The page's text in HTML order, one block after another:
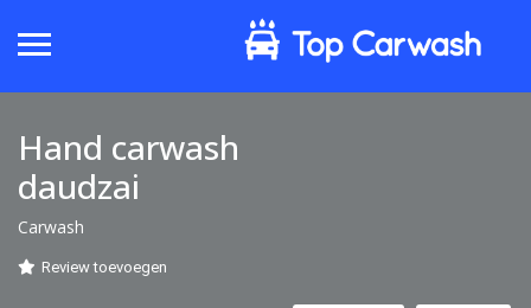
Hand carwash
daudzai
Carwash
Review toevoegen